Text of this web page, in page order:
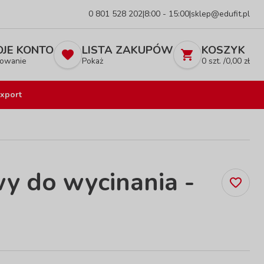
0 801 528 202|8:00 - 15:00|sklep@edufit.pl
KONTO LISTA ZAKUPÓW
Pokaż
KOSZYK
0 szt. /0,00 zł
do wycinania -